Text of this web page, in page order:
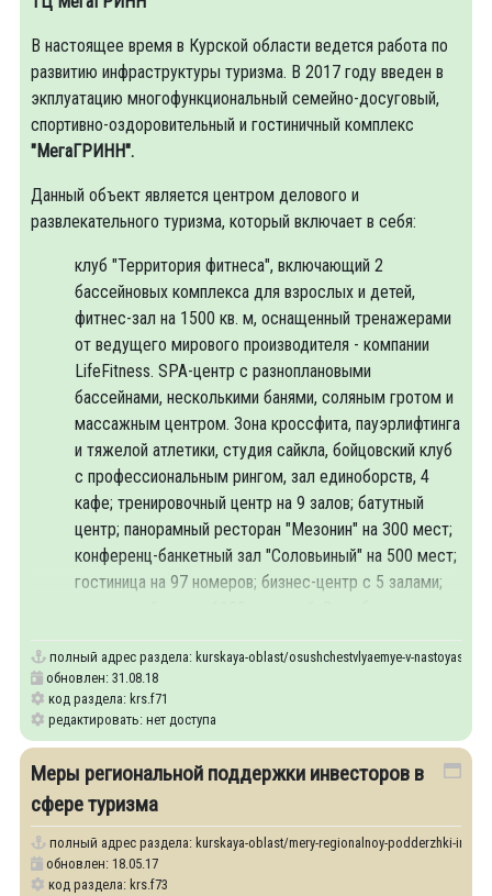
В настоящее время в Курской области ведется работа по
развитию инфраструктуры туризма. В 2017 году введен в
экплуатацию многофункциональный семейно-досуговый,
спортивно-оздоровительный и гостиничный комплекс
"МегаГРИНН".
Данный объект является центром делового и
развлекательного туризма, который включает в себя:
клуб "Территория фитнеса", включающий 2
бассейновых комплекса для взрослых и детей,
фитнес-зал на 1500 кв. м, оснащенный тренажерами
от ведущего мирового производителя - компании
LifeFitness. SPA-центр с разноплановыми
бассейнами, несколькими банями, соляным гротом и
массажным центром. Зона кроссфита, пауэрлифтинга
и тяжелой атлетики, студия сайкла, бойцовский клуб
с профессиональным рингом, зал единоборств, 4
кафе; тренировочный центр на 9 залов; батутный
центр; панорамный ресторан "Мезонин" на 300 мест;
конференц-банкетный зал "Соловьиный" на 500 мест;
гостиница на 97 номеров; бизнес-центр с 5 залами;
полный адрес раздела: kurskaya-oblast/osushchestvlyaemye-v-
обновлен: 31.08.18
код раздела: krs.f71
редактировать: нет доступа
Меры региональной поддержки инвесторов в
сфере туризма
полный адрес раздела: kurskaya-oblast/mery-regionalnoy-podderzhki-
обновлен: 18.05.17
код раздела: krs.f73